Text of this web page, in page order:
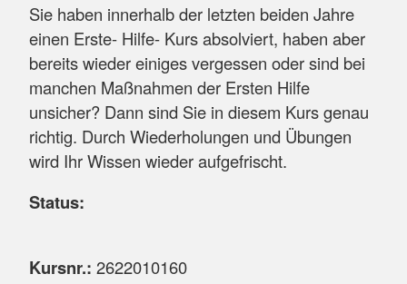
Sie haben innerhalb der letzten beiden Jahre
einen Erste- Hilfe- Kurs absolviert, haben aber
bereits wieder einiges vergessen oder sind bei
manchen Maßnahmen der Ersten Hilfe
unsicher? Dann sind Sie in diesem Kurs genau
richtig. Durch Wiederholungen und Übungen
wird Ihr Wissen wieder aufgefrischt.
Status:
Kursnr.: 2622010160